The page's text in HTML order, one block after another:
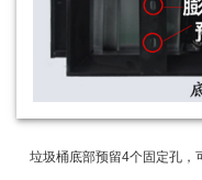
垃圾桶底部预留4个固定孔，